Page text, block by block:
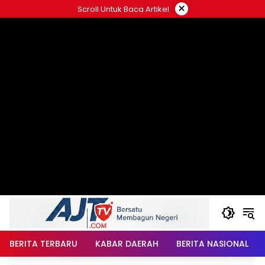
ke
Scroll Untuk Baca Artikel ×
BERITA TERBARU KABAR DAERAH BERITA NASIONAL